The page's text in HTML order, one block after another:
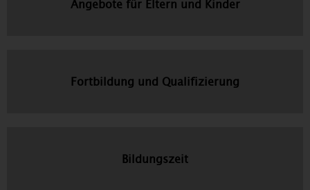
Angebote für Eltern und Kinder
Fortbildung und Qualifizierung
Bildungszeit